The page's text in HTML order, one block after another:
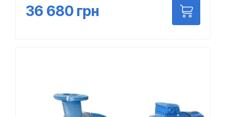
36 680 грн